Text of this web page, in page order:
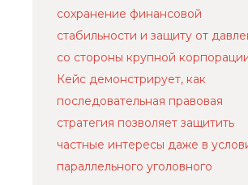
сохранение финансовой
стабильности и защиту от
со стороны крупной
Кейс демонстрирует, как
последовательная правовая
стратегия позволяет защитить
частные интересы даже в
параллельного уголовного
Защита капитала в браке и при разводе